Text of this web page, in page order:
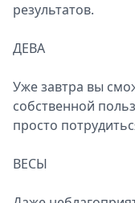
результатов.
ДЕВА
Уже завтра вы
собственной
просто
ВЕСЫ